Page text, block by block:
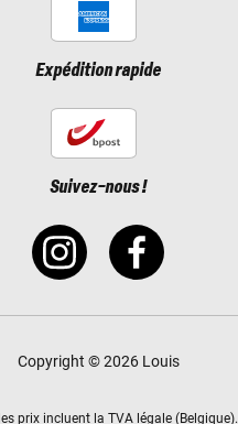
Expédition rapide
Suivez-nous !
Copyright © 2026 Louis
prix incluent la TVA légale (Belgique).